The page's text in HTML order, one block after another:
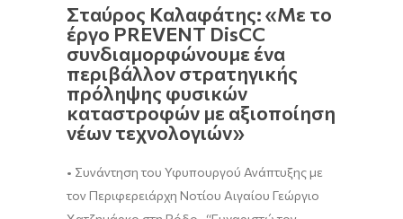
Σταύρος Καλαφάτης: «Με το
έργο PREVENT DisCC
συνδιαμορφώνουμε ένα
περιβάλλον στρατηγικής
πρόληψης φυσικών
καταστροφών με αξιοποίηση
νέων τεχνολογιών»
• Συνάντηση του Υφυπουργού Ανάπτυξης με
τον Περιφερειάρχη Νοτίου Αιγαίου Γεώργιο